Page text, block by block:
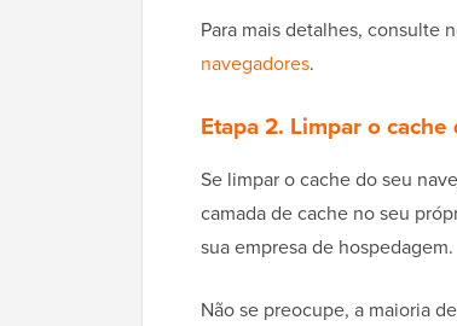
Para mais detalhes, consulte
navegadores.
Etapa 2. Limpar o
Se limpar o cache do seu
camada de cache no seu
sua empresa de hospedagem.
Não se preocupe, a maioria